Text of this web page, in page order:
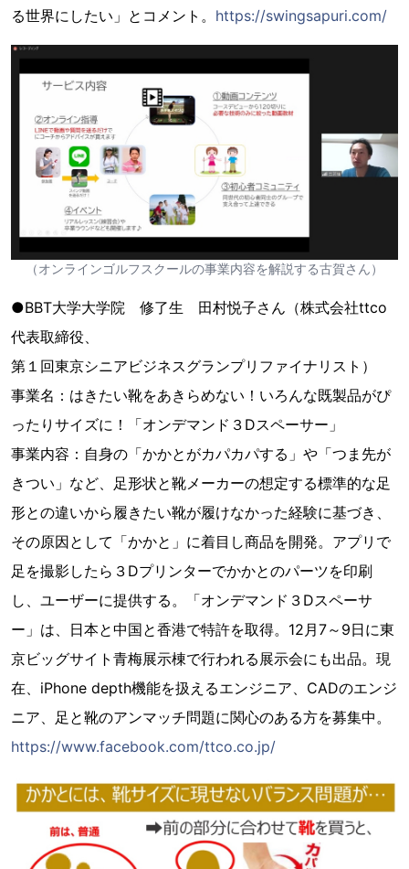
る世界にしたい」とコメント。 https://swingsapuri.com/
（オンラインゴルフスクールの事業内容を解説する古賀さん）
●BBT大学大学院 修了生 田村悦子さん（株式会社ttco
代表取締役、
第１回東京シニアビジネスグランプリファイナリスト）
事業名：はきたい靴をあきらめない！いろんな既製品がぴ
ったりサイズに！「オンデマンド３Dスペーサー」
事業内容：自身の「かかとがカパカパする」や「つま先が
きつい」など、足形状と靴メーカーの想定する標準的な足
形との違いから履きたい靴が履けなかった経験に基づき、
その原因として「かかと」に着目し商品を開発。アプリで
足を撮影したら３Dプリンターでかかとのパーツを印刷
し、ユーザーに提供する。「オンデマンド３Dスペーサ
ー」は、日本と中国と香港で特許を取得。12月7～9日に東
京ビッグサイト青梅展示棟で行われる展示会にも出品。現
在、iPhone depth機能を扱えるエンジニア、CADのエンジ
ニア、足と靴のアンマッチ問題に関心のある方を募集中。
https://www.facebook.com/ttco.co.jp/